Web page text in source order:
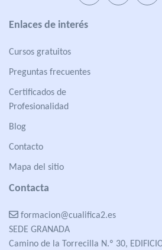
Enlaces de interés
Cursos gratuitos
Preguntas frecuentes
Certificados de
Profesionalidad
Blog
Contacto
Mapa del sitio
Contacta
formacion@cualifica2.es
SEDE GRANADA
Camino de la Torrecilla N.º 30,